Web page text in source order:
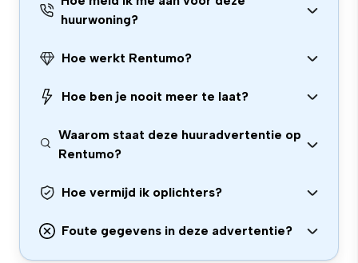
huurwoning?
Hoe werkt Rentumo?
Hoe ben je nooit meer te laat?
Waarom staat deze huuradvertentie op
Rentumo?
Hoe vermijd ik oplichters?
Foute gegevens in deze advertentie?